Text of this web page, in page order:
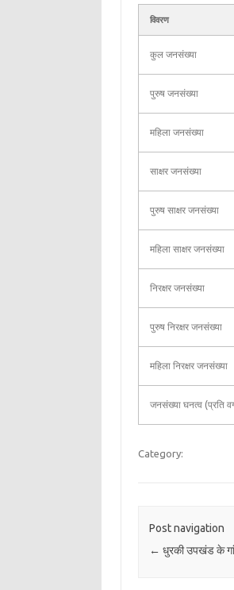
विवरण
कुल जनसंख्या
पुरुष जनसंख्या
महिला जनसंख्या
साक्षर जनसंख्या
पुरुष साक्षर जनसंख्या
महिला साक्षर जनसंख्या
निरक्षर जनसंख्या
पुरुष निरक्षर जनसंख्या
महिला निरक्षर जनसंख्या
जनसंख्या घनत्व (प्रति
Category:
Post navigation
← धुरकी उपखंड के